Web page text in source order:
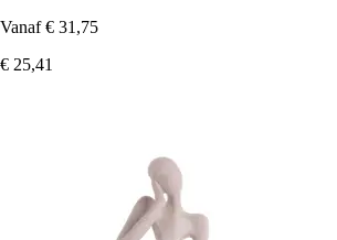
Vanaf € 31,75
€ 25,41